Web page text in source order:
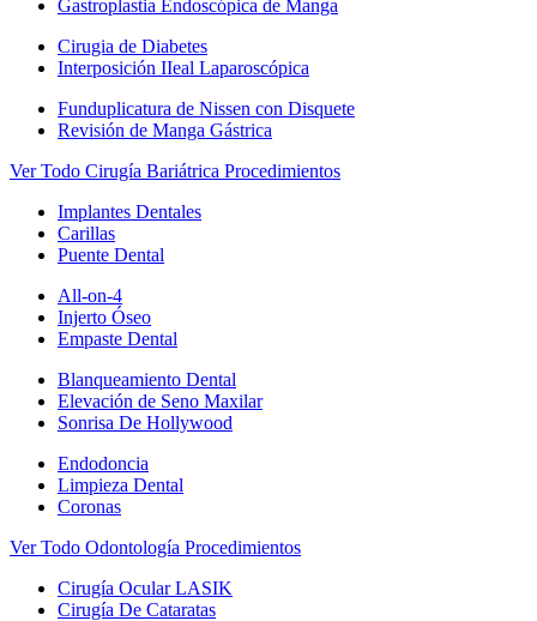
Gastroplastia Endoscópica de Manga
Cirugia de Diabetes
Interposición IIeal Laparoscópica
Funduplicatura de Nissen con Disquete
Revisión de Manga Gástrica
Ver Todo Cirugía Bariátrica Procedimientos
Implantes Dentales
Carillas
Puente Dental
All-on-4
Injerto Óseo
Empaste Dental
Blanqueamiento Dental
Elevación de Seno Maxilar
Sonrisa De Hollywood
Endodoncia
Limpieza Dental
Coronas
Ver Todo Odontología Procedimientos
Cirugía Ocular LASIK
Cirugía De Cataratas